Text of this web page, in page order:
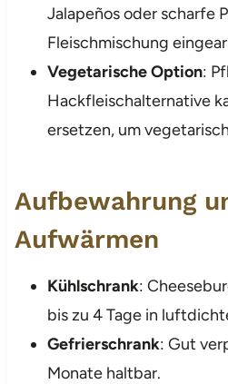
Jalapeños oder scharfe
Fleischmischung
Vegetarische Option:
Hackfleischalternative
ersetzen, um
Aufbewahrung
Aufwärmen
Kühlschrank:
bis zu 4 Tage in
Gefrierschrank: Gut
Monate haltbar.